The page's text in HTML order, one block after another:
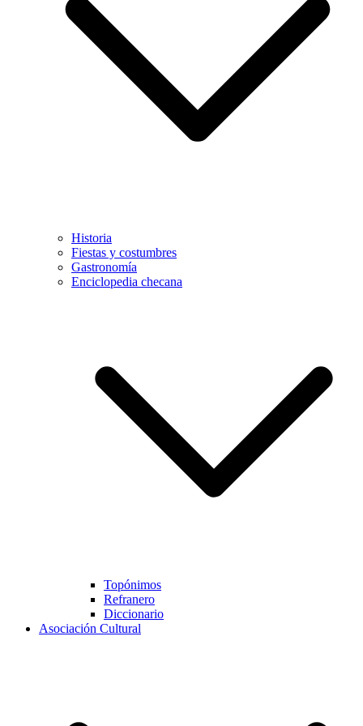
Historia
Fiestas y costumbres
Gastronomía
Enciclopedia checana
Topónimos
Refranero
Diccionario
Asociación Cultural